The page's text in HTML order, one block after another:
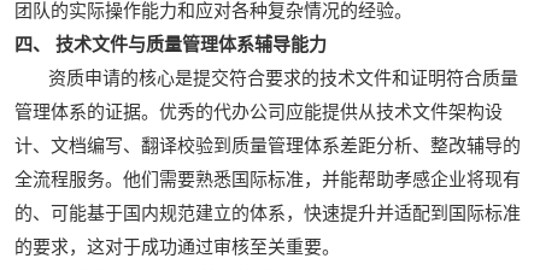
团队的实际操作能力和应对各种复杂情况的经验。
四、 技术文件与质量管理体系辅导能力
资质申请的核心是提交符合要求的技术文件和证明符合质量
管理体系的证据。优秀的代办公司应能提供从技术文件架构设
计、文档编写、翻译校验到质量管理体系差距分析、整改辅导的
全流程服务。他们需要熟悉国际标准，并能帮助孝感企业将现有
的、可能基于国内规范建立的体系，快速提升并适配到国际标准
的要求，这对于成功通过审核至关重要。